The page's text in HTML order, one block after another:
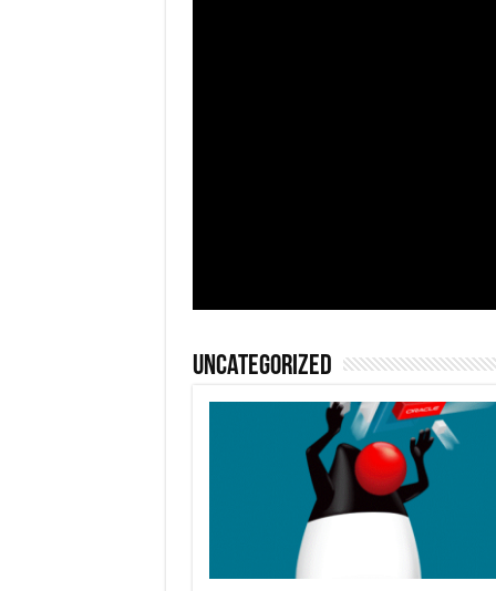
Uncategorized